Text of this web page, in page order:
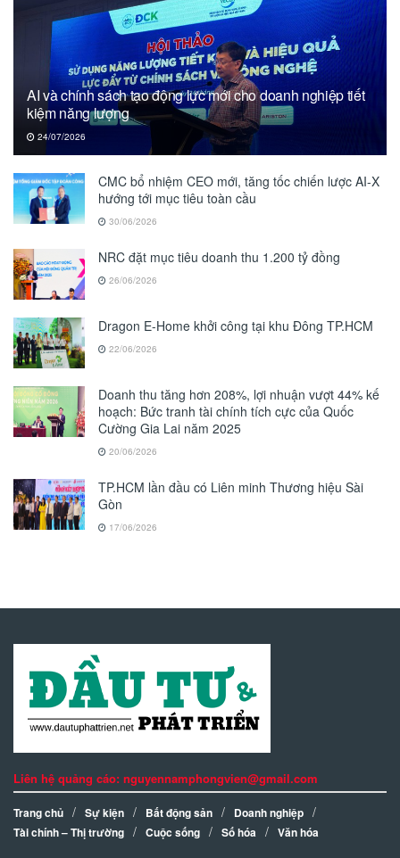
AI và chính sách tạo động lực mới cho doanh nghiệp tiết
kiệm năng lượng
24/07/2026
CMC bổ nhiệm CEO mới, tăng tốc chiến lược AI-X
hướng tới mục tiêu toàn cầu
30/06/2026
NRC đặt mục tiêu doanh thu 1.200 tỷ đồng
26/06/2026
Dragon E-Home khởi công tại khu Đông TP.HCM
22/06/2026
Doanh thu tăng hơn 208%, lợi nhuận vượt 44% kế
hoạch: Bức tranh tài chính tích cực của Quốc
Cường Gia Lai năm 2025
20/06/2026
TP.HCM lần đầu có Liên minh Thương hiệu Sài
Gòn
17/06/2026
Liên hệ quảng cáo: nguyennamphongvien@gmail.com
Trang chủ Sự kiện Bất động sản
Doanh nghiệp
Tài chính – Thị trường
Cuộc sống Số hóa Văn hóa